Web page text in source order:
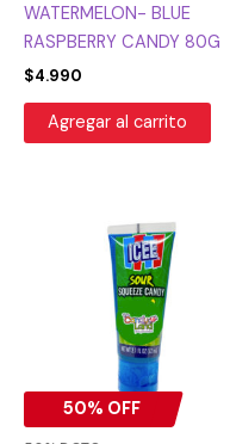
WATERMELON- BLUE
RASPBERRY CANDY 80G
$4.990
Agregar al carrito
50% OFF
precio
original
era:
$3.990.
precio
actual
es:
$1.995.